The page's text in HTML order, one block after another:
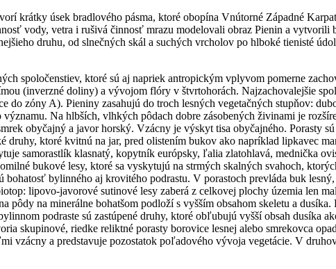
krátky úsek bradlového pásma, ktoré obopína Vnútorné Západné
vody, vetra i rušivá činnosť mrazu modelovali obraz Pienin a vytvorili
druhu, od slnečných skál a suchých vrcholov po hlboké tienisté
spoločenstiev, ktoré sú aj napriek antropickým vplyvom pomerne
(inverzné doliny) a vývojom flóry v štvrtohorách. Najzachovalejšie
do zóny A). Pieniny zasahujú do troch lesných vegetačných stupňov:
významu. Na hlbších, vlhkých pôdach dobre zásobených živinami je
obyčajný a javor horský. Vzácny je výskyt tisa obyčajného. Porasty
druhy, ktoré kvitnú na jar, pred olistením bukov ako napríklad lipkavec
samorastlík klasnatý, kopytník európsky, ľalia zlatohlavá, mednička
bukové lesy, ktoré sa vyskytujú na strmých skalných svahoch,
bylinného aj krovitého podrastu. V porastoch prevláda buk
lipovo-javorové sutinové lesy zaberá z celkovej plochy územia len
pôdy na minerálne bohatšom podloží s vyšším obsahom skeletu a
podraste sú zastúpené druhy, ktoré obľubujú vyšší obsah dusíka
skupinové, riedke reliktné porasty borovice lesnej alebo smrekovca
vzácny a predstavuje pozostatok poľadového vývoja vegetácie. V